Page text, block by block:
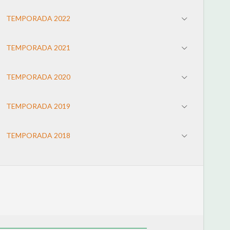
TEMPORADA 2022
TEMPORADA 2021
TEMPORADA 2020
TEMPORADA 2019
TEMPORADA 2018